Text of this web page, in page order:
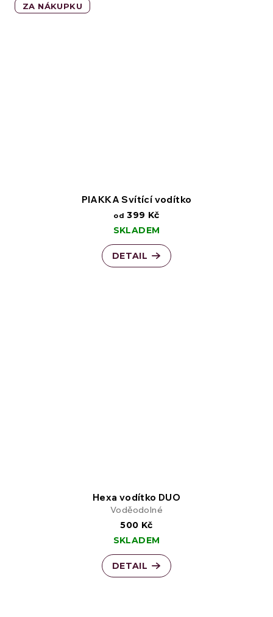
ZA NÁKUPKU
PIAKKA Svítící vodítko
od 399 Kč
SKLADEM
DETAIL
Hexa vodítko DUO
Voděodolné
500 Kč
SKLADEM
DETAIL